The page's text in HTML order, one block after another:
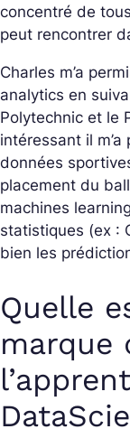
concentré de
peut rencontrer
Charles m’a
analytics en
Polytechnic et le
intéressant il
données
placement du
machines
statistiques (ex :
bien les
Quelle
marque